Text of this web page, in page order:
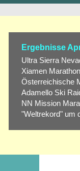
Ergebnisse
Ultra Sierra
Xiamen
Österreichische
Adamello Ski
NN Mission
"Weltrekord" um